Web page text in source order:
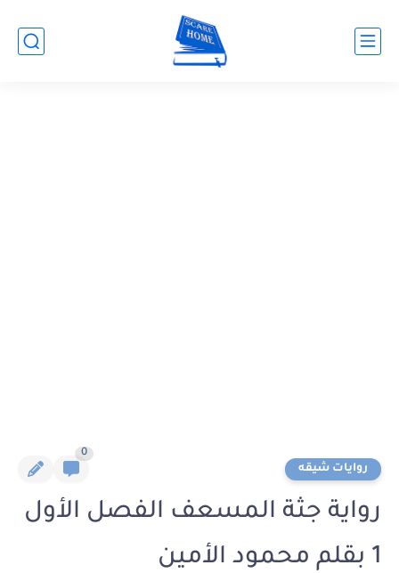
روايات شيقه
0
رواية جثة المسعف الفصل الأول
1 بقلم محمود الأمين